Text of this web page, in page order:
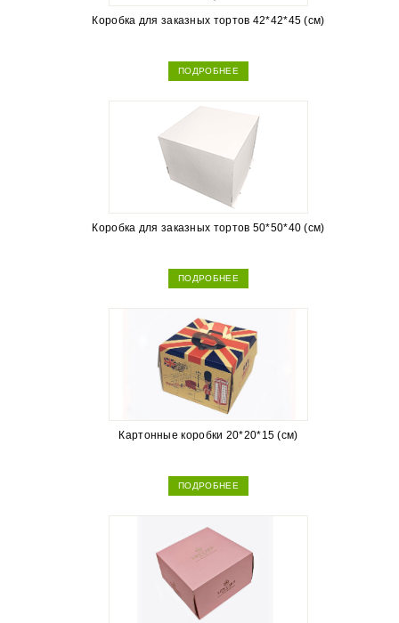
Коробка для заказных тортов 42*42*45 (см)
ПОДРОБНЕЕ
Коробка для заказных тортов 50*50*40 (см)
ПОДРОБНЕЕ
Картонные коробки 20*20*15 (см)
ПОДРОБНЕЕ